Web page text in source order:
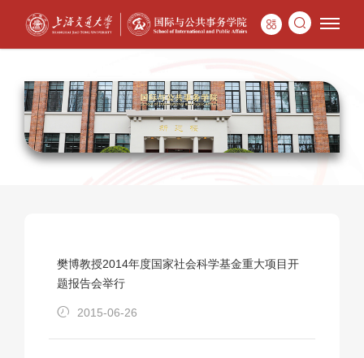
樊博教授2014年度国家社会科学基金重大项目开
题报告会举行
2015-06-26